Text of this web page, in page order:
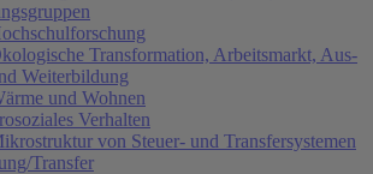
Transformation, Arbeitsmarkt, Aus-
Weiterbildung
und Wohnen
Verhalten
von Steuer- und Transfersystemen
Transfer